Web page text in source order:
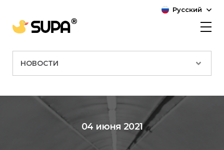
Русский
НОВОСТИ
04 июня 2021